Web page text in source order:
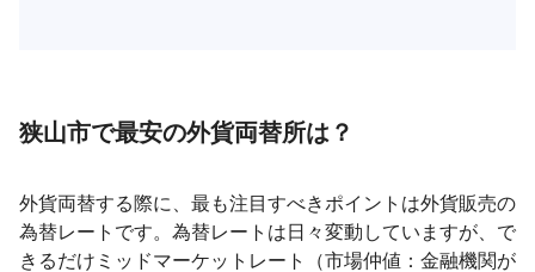
狭山市で最安の外貨両替所は？
外貨両替する際に、最も注目すべきポイントは外貨販売の
為替レートです。為替レートは日々変動していますが、で
きるだけミッドマーケットレート（市場仲値：金融機関が